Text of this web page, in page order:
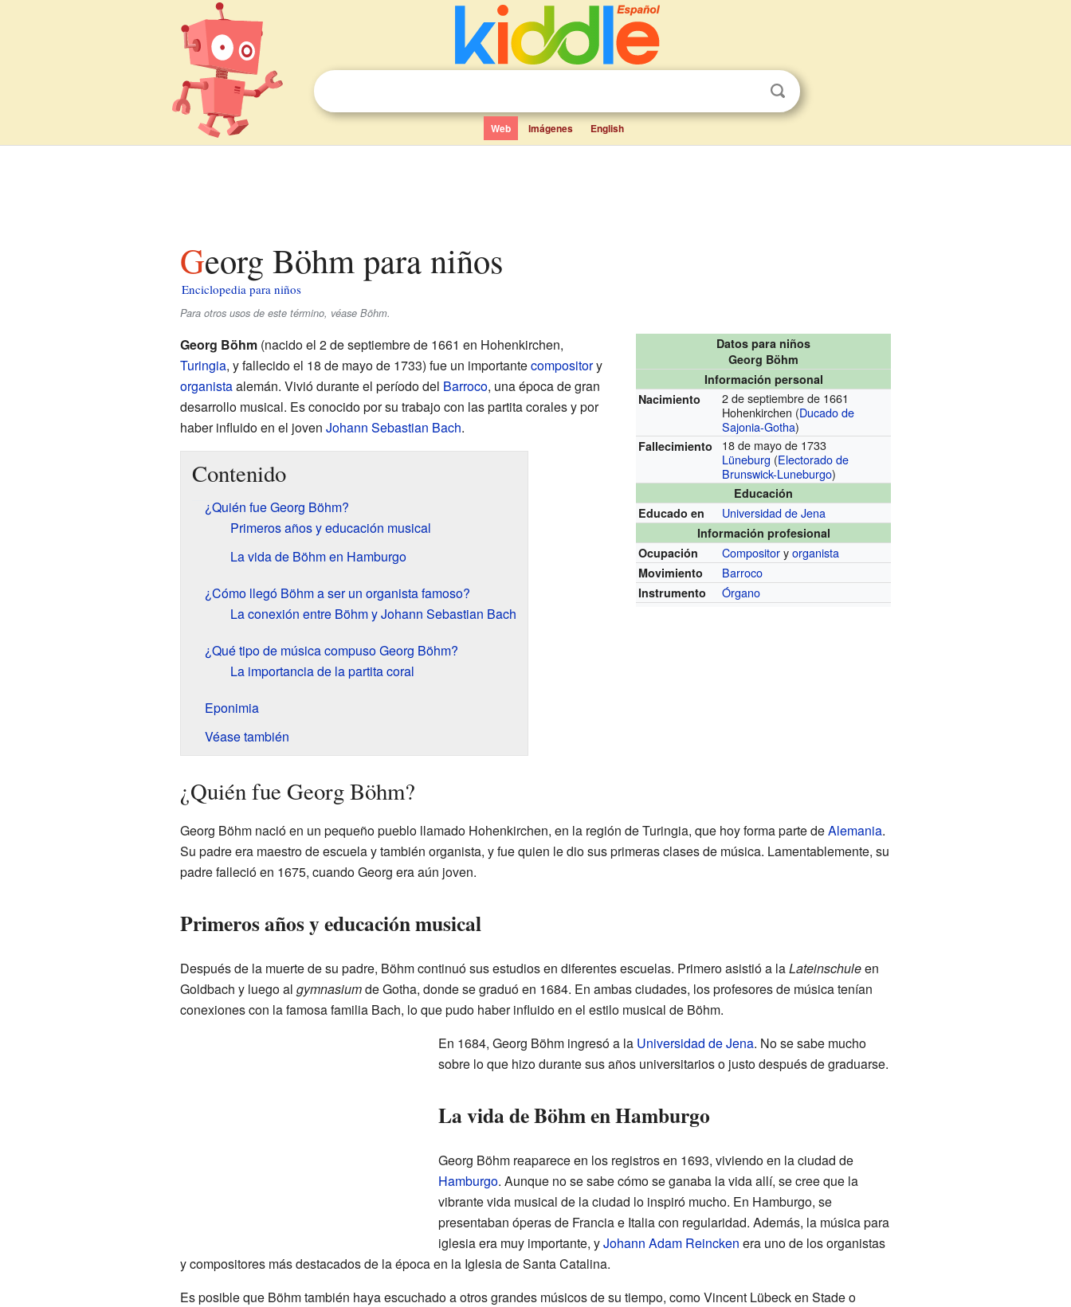
Web Imágenes English
Georg Böhm para niños
Enciclopedia para niños
Para otros usos de este término, véase Böhm.
Datos para niños
Georg Böhm
Información personal
Nacimiento
2 de septiembre de 1661
Hohenkirchen (Ducado de
Sajonia-Gotha)
Fallecimiento
18 de mayo de 1733
Lüneburg (Electorado de
Brunswick-Luneburgo)
Educación
Educado en
Universidad de Jena
Información profesional
Ocupación
Compositoryorganista
Movimiento Barroco
Instrumento Órgano
Georg Böhm(nacido el 2 de septiembre de 1661 en Hohenkirchen,
Turingia, y fallecido el 18 de mayo de 1733) fue un importantecompository
organistaalemán. Vivió durante el período del Barroco, una época de gran
desarrollo musical. Es conocido por su trabajo con las partita corales y por
haber influido en el joven Johann Sebastian Bach.
Contenido
¿Quién fue Georg Böhm?
Primeros años y educación musical
La vida de Böhm en Hamburgo
¿Cómo llegó Böhm a ser un organista famoso?
La conexión entre Böhm y Johann Sebastian Bach
¿Qué tipo de música compuso Georg Böhm?
La importancia de la partita coral
Eponimia
Véase también
¿Quién fue Georg Böhm?
Georg Böhm nació en un pequeño pueblo llamado Hohenkirchen, en la región de Turingia, que hoy forma parte deAlemania.
Su padre era maestro de escuela y también organista, y fue quien le dio sus primeras clases de música. Lamentablemente, su
padre falleció en 1675, cuando Georg era aún joven.
Primeros años y educación musical
Después de la muerte de su padre, Böhm continuó sus estudios en diferentes escuelas. Primero asistió a laLateinschuleen
Goldbach y luego al gymnasiumde Gotha, donde se graduó en 1684. En ambas ciudades, los profesores de música tenían
conexiones con la famosa familia Bach, lo que pudo haber influido en el estilo musical de Böhm.
En 1684, Georg Böhm ingresó a la Universidad de Jena. No se sabe mucho
sobre lo que hizo durante sus años universitarios o justo después de graduarse.
La vida de Böhm en Hamburgo
Georg Böhm reaparece en los registros en 1693, viviendo en la ciudad de
Hamburgo. Aunque no se sabe cómo se ganaba la vida allí, se cree que la
vibrante vida musical de la ciudad lo inspiró mucho. En Hamburgo, se
presentaban óperas de Francia e Italia con regularidad. Además, la música para
iglesia era muy importante, yJohann Adam Reincken era uno de los organistas
y compositores más destacados de la época en la Iglesia de Santa Catalina.
Es posible que Böhm también haya escuchado a otros grandes músicos de su tiempo, como Vincent Lübeck en Stade o